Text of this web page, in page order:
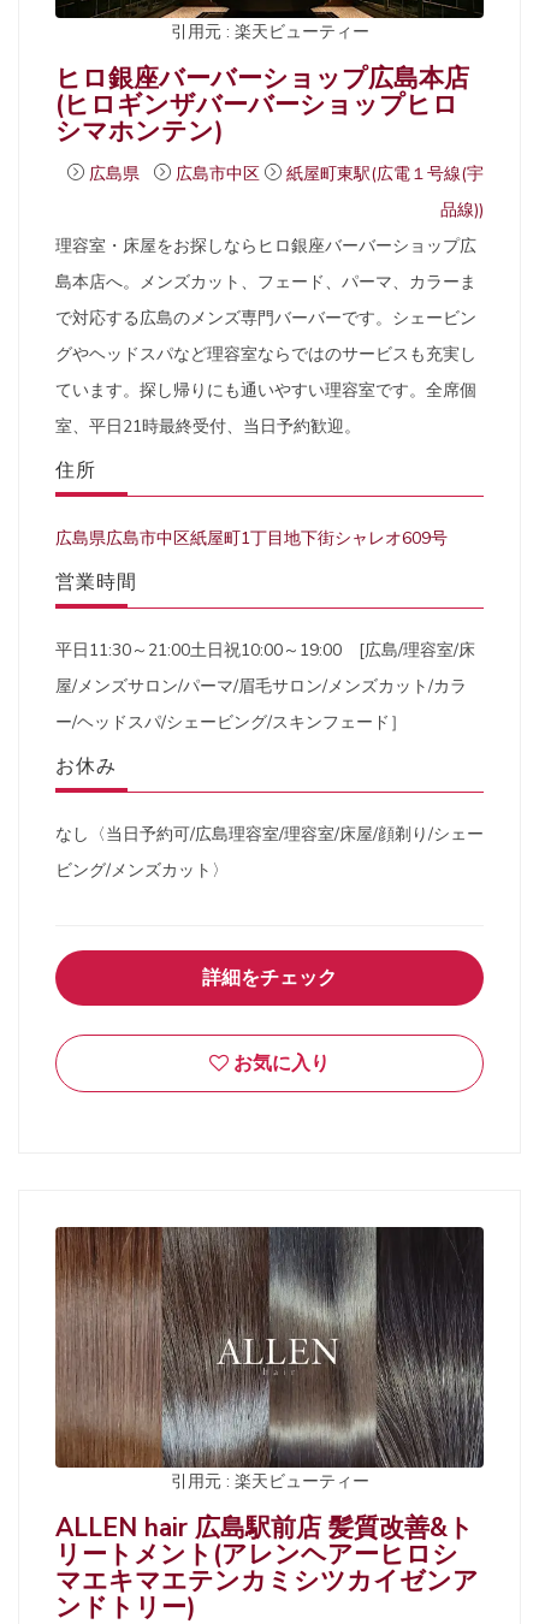
引用元 : 楽天ビューティー
ヒロ銀座バーバーショップ広島本店
(ヒロギンザバーバーショップヒロ
シマホンテン)
広島県 広島市中区
紙屋町東駅(広電１号線(宇
品線))
理容室・床屋をお探しならヒロ銀座バーバーショップ広
島本店へ。メンズカット、フェード、パーマ、カラーま
で対応する広島のメンズ専門バーバーです。シェービン
グやヘッドスパなど理容室ならではのサービスも充実し
ています。探し帰りにも通いやすい理容室です。全席個
室、平日21時最終受付、当日予約歓迎。
住所
広島県広島市中区紙屋町1丁目地下街シャレオ609号
営業時間
平日11:30～21:00土日祝10:00～19:00 [広島/理容室/床
屋/メンズサロン/パーマ/眉毛サロン/メンズカット/カラ
ー/ヘッドスパ/シェービング/スキンフェード］
お休み
なし〈当日予約可/広島理容室/理容室/床屋/顔剃り/シェー
ビング/メンズカット〉
詳細をチェック
お気に入り
引用元 : 楽天ビューティー
ALLEN hair 広島駅前店 髪質改善&ト
リートメント(アレンヘアーヒロシ
マエキマエテンカミシツカイゼンア
ンドトリー)